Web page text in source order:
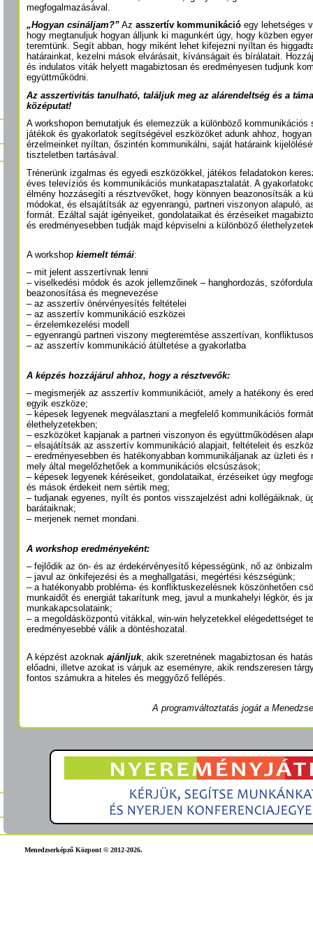
megfogalmazásával.
„Hogyan csináljam?” Az asszertív kommunikáció egy lehetséges
hogy megtanuljuk hogyan álljunk ki magunkért úgy, hogy közben
teremtünk. Segít abban, hogy miként lehet kifejezni nyíltan és
határainkat, kezelni mások elvárásait, kívánságait és bírálatait.
és indulatos viták helyett magabiztosan és eredményesen tudjunk
együttműködni.
Az asszertivitás tanulható, találjuk meg az alárendeltség és a
középutat!
A workshopon bemutatjuk és elemezzük a különböző
játékok és gyakorlatok segítségével eszközöket adunk ahhoz,
érzelmeinket nyíltan, őszintén kommunikálni, saját határaink
tiszteletben tartásával.
Trénerünk izgalmas és egyedi eszközökkel, játékos feladatokon
éves televíziós és kommunikációs munkatapasztalatát. A
élmény hozzásegíti a résztvevőket, hogy könnyen beazonosítsák a
módokat, és elsajátítsák az egyenrangú, partneri viszonyon alapuló,
formát. Ezáltal saját igényeiket, gondolataikat és érzéseiket
és eredményesebben tudják majd képviselni a különböző
A workshop kiemelt témái:
– mit jelent asszertívnak lenni
– viselkedési módok és azok jellemzőinek – hanghordozás,
beazonosítása és megnevezése
– az asszertív önérvényesítés feltételei
– az asszertív kommunikáció eszközei
– érzelemkezelési modell
– egyenrangú partneri viszony megteremtése asszertívan,
– az asszertív kommunikáció átültetése a gyakorlatba
A képzés hozzájárul ahhoz, hogy a résztvevők:
– megismerjék az asszertív kommunikációt, amely a hatékony és
egyik eszköze;
– képesek legyenek megválasztani a megfelelő kommunikációs
élethelyzetekben;
– eszközöket kapjanak a partneri viszonyon és együttműködésen
– elsajátítsák az asszertív kommunikáció alapjait, feltételeit és
– eredményesebben és hatékonyabban kommunikáljanak az üzleti és
mely által megelőzhetőek a kommunikációs elcsúszások;
– képesek legyenek kéréseiket, gondolataikat, érzéseiket úgy
és mások érdekeit nem sértik meg;
– tudjanak egyenes, nyílt és pontos visszajelzést adni kollégáiknak,
barátaiknak;
– merjenek nemet mondani.
A workshop eredményeként:
– fejlődik az ön- és az érdekérvényesítő képességünk, nő az
– javul az önkifejezési és a meghallgatási, megértési készségünk;
– a hatékonyabb probléma- és konfliktuskezelésnek köszönhetően
munkaidőt és energiát takarítunk meg, javul a munkahelyi légkör, és
munkakapcsolataink;
– a megoldásközpontú vitákkal, win-win helyzetekkel elégedettséget
eredményesebbé válik a döntéshozatal.
A képzést azoknak ajánljuk, akik szeretnének magabiztosan és
előadni, illetve azokat is várjuk az eseményre, akik rendszeresen
fontos számukra a hiteles és meggyőző fellépés.
A programváltoztatás jogát a
Menedzserképző Központ © 2012-2026.